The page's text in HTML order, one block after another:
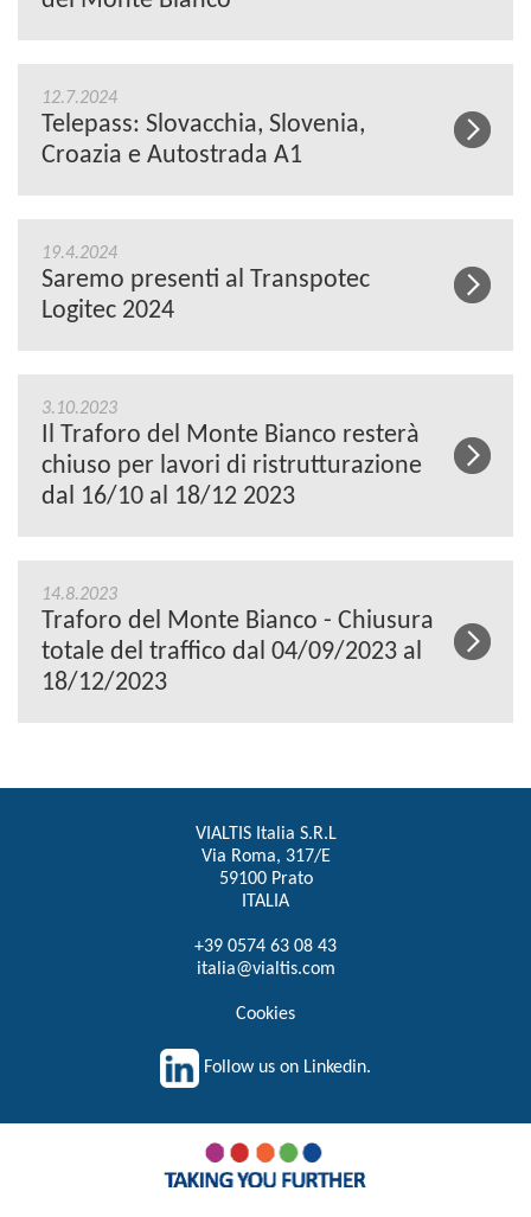
12.7.2024
Telepass: Slovacchia, Slovenia,
Croazia e Autostrada A1
19.4.2024
Saremo presenti al Transpotec
Logitec 2024
3.10.2023
Il Traforo del Monte Bianco resterà
chiuso per lavori di ristrutturazione
dal 16/10 al 18/12 2023
14.8.2023
Traforo del Monte Bianco - Chiusura
totale del traffico dal 04/09/2023 al
18/12/2023
VIALTIS Italia S.R.L
Via Roma, 317/E
59100 Prato
ITALIA
+39 0574 63 08 43
italia@vialtis.com
Cookies
Follow us on Linkedin.